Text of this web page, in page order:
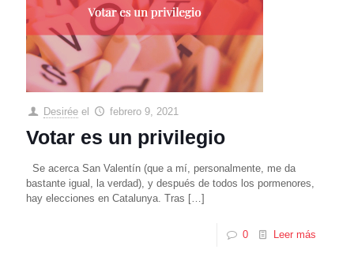
Desirée el febrero 9, 2021
Votar es un privilegio
Se acerca San Valentín (que a mí, personalmente, me da
bastante igual, la verdad), y después de todos los pormenores,
hay elecciones en Catalunya. Tras […]
0 Leer más